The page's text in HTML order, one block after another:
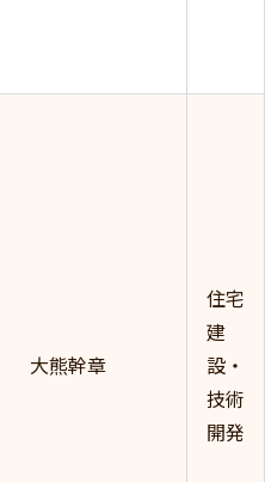
大熊幹章
住宅
建
設・
技術
開発